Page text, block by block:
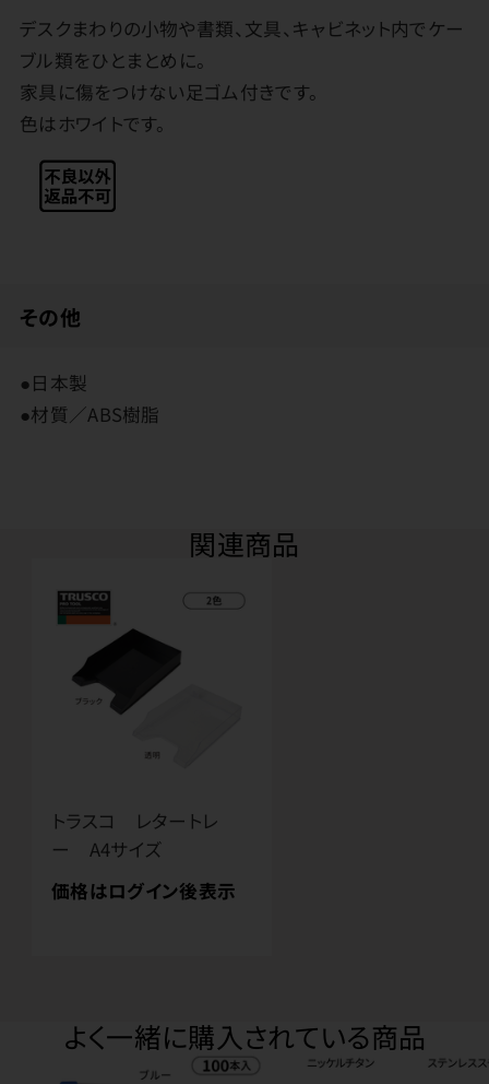
デスクまわりの小物や書類、文具、キャビネット内でケー
ブル類をひとまとめに。
家具に傷をつけない足ゴム付きです。
色はホワイトです。
その他
●日本製
●材質／ABS樹脂
関連商品
トラスコ レタートレ
ー A4サイズ
価格はログイン後表示
よく一緒に購入されている商品